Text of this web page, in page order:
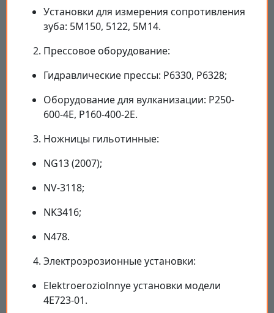
Установки для измерения сопротивления
зуба: 5M150, 5122, 5M14.
Прессовое оборудование:
Гидравлические прессы: P6330, P6328;
Оборудование для вулканизации: P250-
600-4E, P160-400-2E.
Ножницы гильотинные:
NG13 (2007);
NV-3118;
NK3416;
N478.
Электроэрозионные установки:
Elektroeroziolnnye установки модели
4E723-01.